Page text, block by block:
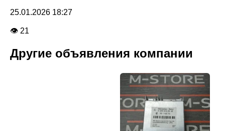
25.01.2026 18:27
👁 21
Другие объявления компании